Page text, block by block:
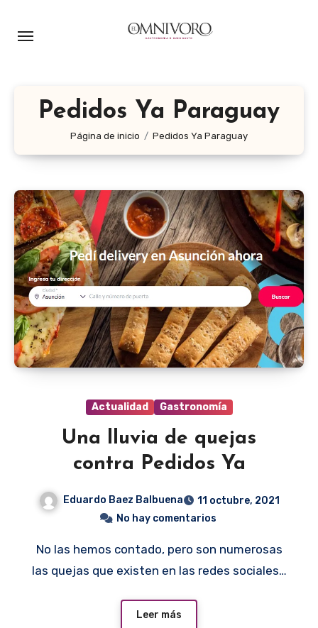
Pedidos Ya Paraguay
Página de inicio Pedidos Ya Paraguay
Actualidad Gastronomía
Una lluvia de quejas
contra Pedidos Ya
Eduardo Baez Balbuena
11 octubre, 2021
No hay comentarios
No las hemos contado, pero son numerosas
las quejas que existen en las redes sociales…
Leer más